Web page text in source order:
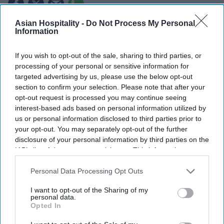
Asian Hospitality - Do Not Process My Personal
Information
If you wish to opt-out of the sale, sharing to third parties, or
processing of your personal or sensitive information for
targeted advertising by us, please use the below opt-out
section to confirm your selection. Please note that after your
opt-out request is processed you may continue seeing
interest-based ads based on personal information utilized by
us or personal information disclosed to third parties prior to
your opt-out. You may separately opt-out of the further
disclosure of your personal information by third parties on the
IAB’s list of downstream participants. This information may
Downstream Participantsthat may further disclose it to other
Personal Data Processing Opt Outs
I want to opt-out of the Sharing of my
personal data.
Opted In
Marriott expands ice! to eight U.S. resorts.
themes.
Attraction debuts at resorts in California,
Arizona.
MARRIOTT INTERNATIONAL WILL expand “ice!,”
its Christmas attraction featuring hand-carved ice
sculptures, to eight resorts in the U.S. for this
holiday season. The expansion will add two resort
locations and introduce three new themes.
The attraction will debut at Gaylord Pacific Resort
in Chula Vista, California and JW Marriott Phoenix